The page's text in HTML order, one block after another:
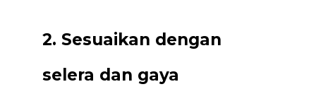
2. Sesuaikan dengan
selera dan gaya